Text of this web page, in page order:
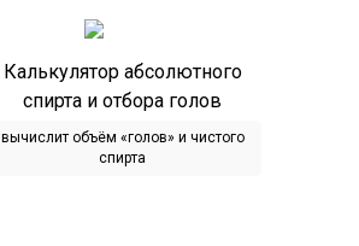
Калькулятор абсолютного
спирта и отбора голов
вычислит объём «голов» и чистого
спирта